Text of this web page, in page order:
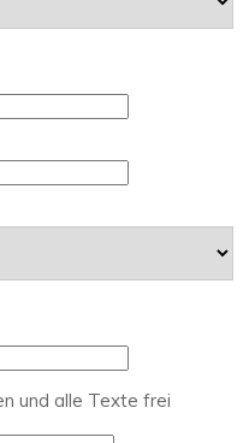
und alle Texte frei